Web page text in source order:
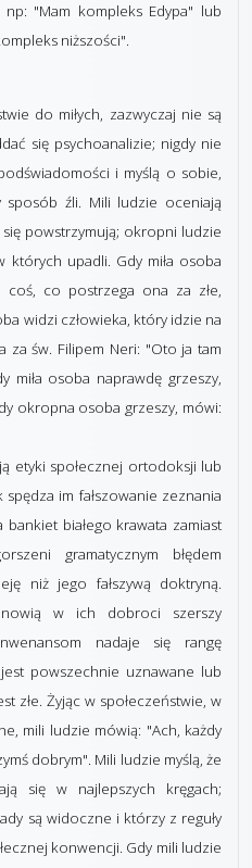
"Mam kompleks Edypa" lub
niższości".
do miłych, zazwyczaj nie są
się psychoanalizie; nigdy nie
i myślą o sobie,
źli. Mili ludzie oceniają
powstrzymują; okropni ludzie
których upadli. Gdy miła osoba
co postrzega ona za złe,
widzi człowieka, który idzie na
za św. Filipem Neri: "Oto ja tam
miła osoba naprawdę grzeszy,
okropna osoba grzeszy, mówi:
etyki społecznej ortodoksji lub
im fałszowanie zeznania
białego krawata zamiast
gramatycznym błędem
niż jego fałszywą doktryną.
w ich dobroci szerszy
nadaje się rangę
powszechnie uznawane lub
złe. Żyjąc w społeczeństwie, w
mili ludzie mówią: "Ach, każdy
dobrym". Mili ludzie myślą, że
się w najlepszych kręgach;
są widoczne i którzy z reguły
konwencji. Gdy mili ludzie